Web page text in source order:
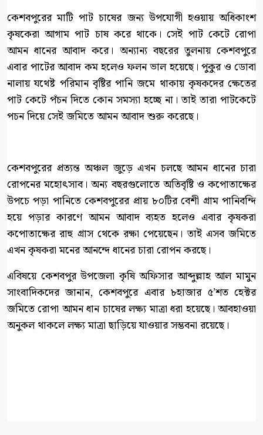
কেশবপুরের মাটি পাট চাষের জন্য উপযোগী হওয়ায় অধিকাংশ
কৃষকেরা আগাম পাট চাষ করে থাকে। সেই পাট কেটে রোপা
আমন ধানের আবাদ করে। অন্যান্য বছরের তুলনায় কেশবপুরে
এবার পাটের আবাদ কম হলেও ফলন ভাল হয়েছে। পুকুর ও ডোবা
নালায় যথেষ্ট পরিমান বৃষ্টির পানি জমে থাকায় কৃষকদের ক্ষেতের
পাট কেটে পঁচন দিতে কোন সমস্যা হচ্ছে না। তাই তারা পাটকেটে
পচন দিয়ে সেই জমিতে আমন আবাদ শুরু করেছে।
কেশবপুরের প্রত্যন্ত অঞ্চল জুড়ে এখন চলছে আমন ধানের চারা
রোপনের মহোৎসাব। অন্য বছরগুলোতে অতিবৃষ্টি ও কপোতাক্ষের
উপচে পড়া পানিতে কেশবপুরের প্রায় ৮০টির বেশী গ্রাম পানিবন্দি
হয়ে পড়ার কারণে আমন আবাদ ব্যহত হলেও এবার কৃষকরা
কপোতাক্ষের রাহু গ্রাস থেকে রক্ষা পেয়েছেন। তাই এসব জমিতে
এখন কৃষকরা মনের আনন্দে ধানের চারা রোপন করছে।
এবিষয়ে কেশবপুর উপজেলা কৃষি অফিসার আব্দুল্লাহ আল মামুন
সাংবাদিকদের জানান, কেশবপুরে এবার ৮হাজার ৫’শত হেক্টর
জমিতে রোপা আমন ধান চাষের লক্ষ্য মাত্রা ধরা হয়েছে। আবহাওয়া
অনুকল থাকলে লক্ষ্য মাত্রা ছাড়িয়ে যাওয়ার সম্ভবনা রয়েছে।